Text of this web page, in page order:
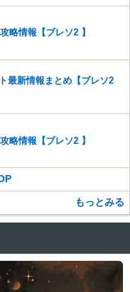
略情報【ブレソ2 】
最新情報まとめ【ブレソ2
略情報【ブレソ2 】
もっとみる